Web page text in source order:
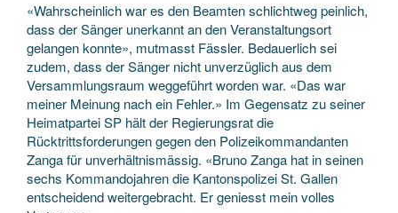
«Wahrscheinlich war es den Beamten schlichtweg peinlich,
dass der Sänger unerkannt an den Veranstaltungsort
gelangen konnte», mutmasst Fässler. Bedauerlich sei
zudem, dass der Sänger nicht unverzüglich aus dem
Versammlungsraum weggeführt worden war. «Das war
meiner Meinung nach ein Fehler.» Im Gegensatz zu seiner
Heimatpartei SP hält der Regierungsrat die
Rücktrittsforderungen gegen den Polizeikommandanten
Zanga für unverhältnismässig. «Bruno Zanga hat in seinen
sechs Kommandojahren die Kantonspolizei St. Gallen
entscheidend weitergebracht. Er geniesst mein volles